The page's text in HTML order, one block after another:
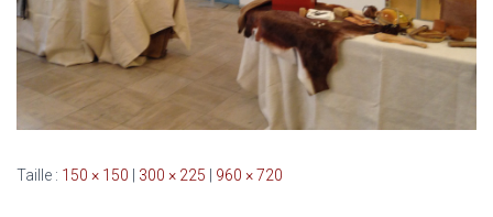
Taille : 150 × 150 | 300 × 225 | 960 × 720